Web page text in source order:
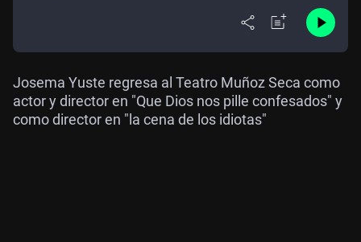
Josema Yuste regresa al Teatro Muñoz Seca como
actor y director en "Que Dios nos pille confesados" y
como director en "la cena de los idiotas"